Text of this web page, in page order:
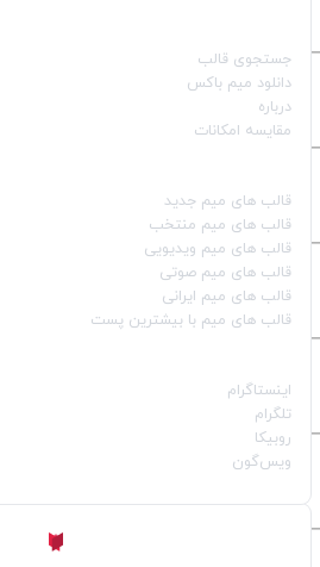
جستجوی قالب
دانلود میم باکس
درباره
مقایسه امکانات
قالب‌ های میم جدید
قالب‌ های میم منتخب
قالب‌ های میم ویدیویی
قالب‌ های میم صوتی
قالب‌ های میم ایرانی
قالب‌ های میم با بیشترین پست
اینستاگرام
تلگرام
روبیکا
ویس‌گون